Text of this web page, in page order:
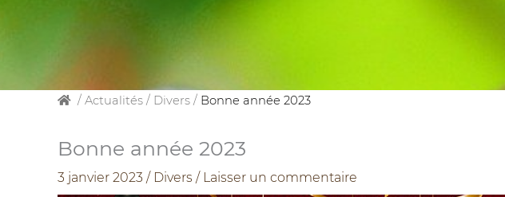
/ Actualités / Divers / Bonne année 2023
Bonne année 2023
3 janvier 2023 / Divers / Laisser un commentaire